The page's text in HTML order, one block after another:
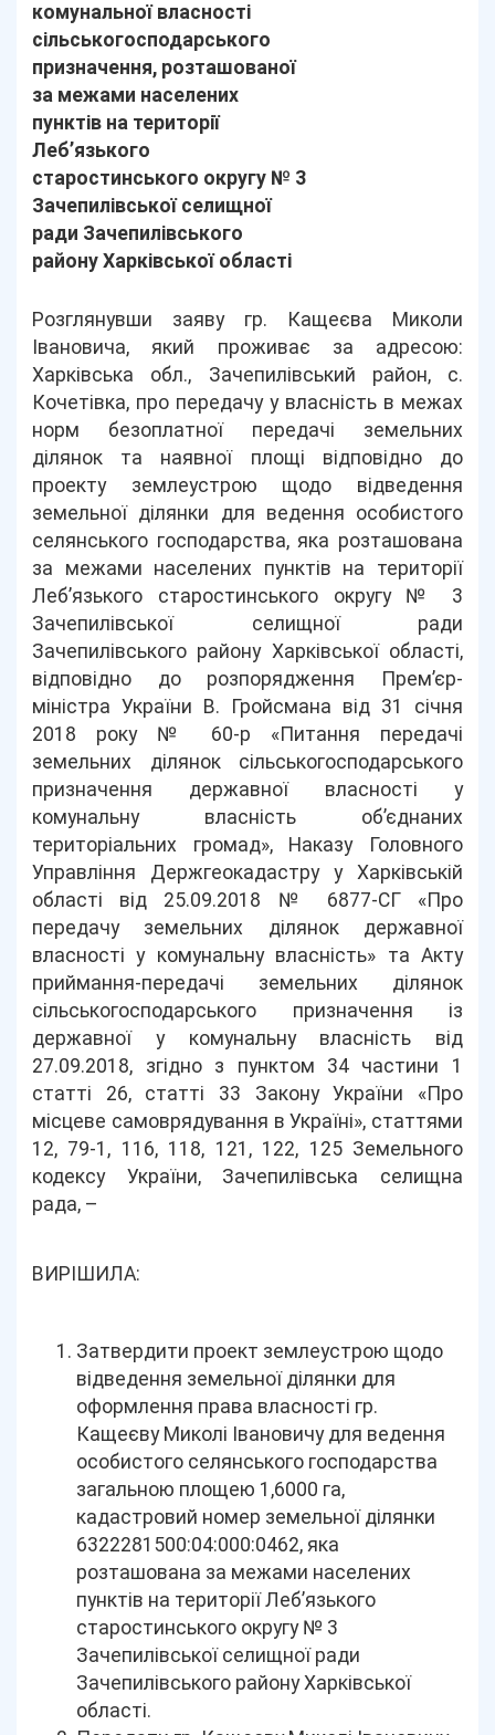
комунальної власності
сільськогосподарського
призначення, розташованої
за межами населених
пунктів на території
Леб’язького
старостинського округу № 3
Зачепилівської селищної
ради Зачепилівського
району Харківської області
Розглянувши заяву гр. Кащеєва Миколи
Івановича, який проживає за адресою:
Харківська обл., Зачепилівський район, с.
Кочетівка, про передачу у власність в межах
норм безоплатної передачі земельних
ділянок та наявної площі відповідно до
проекту землеустрою щодо відведення
земельної ділянки для ведення особистого
селянського господарства, яка розташована
за межами населених пунктів на території
Леб’язького старостинського округу № 3
Зачепилівської селищної ради
Зачепилівського району Харківської області,
відповідно до розпорядження Прем’єр-
міністра України В. Гройсмана від 31 січня
2018 року № 60-р «Питання передачі
земельних ділянок сільськогосподарського
призначення державної власності у
комунальну власність об’єднаних
територіальних громад», Наказу Головного
Управління Держгеокадастру у Харківській
області від 25.09.2018 № 6877-СГ «Про
передачу земельних ділянок державної
власності у комунальну власність» та Акту
приймання-передачі земельних ділянок
сільськогосподарського призначення із
державної у комунальну власність від
27.09.2018, згідно з пунктом 34 частини 1
статті 26, статті 33 Закону України «Про
місцеве самоврядування в Україні», статтями
12, 79-1, 116, 118, 121, 122, 125 Земельного
кодексу України, Зачепилівська селищна
рада, –
ВИРІШИЛА:
Затвердити проект землеустрою щодо
відведення земельної ділянки для
оформлення права власності гр.
Кащеєву Миколі Івановичу для ведення
особистого селянського господарства
загальною площею 1,6000 га,
кадастровий номер земельної ділянки
6322281500:04:000:0462, яка
розташована за межами населених
пунктів на території Леб’язького
старостинського округу № 3
Зачепилівської селищної ради
Зачепилівського району Харківської
області.